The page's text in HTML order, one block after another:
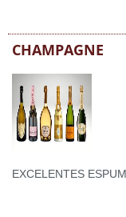
CHAMPAGNE
EXCELENTES